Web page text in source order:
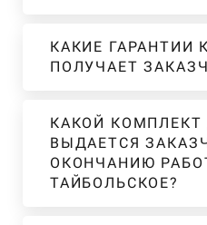
КАКИЕ ГАРАНТИИ
ПОЛУЧАЕТ
КАКОЙ
ВЫДАЕТСЯ
ОКОНЧАНИЮ
ТАЙБОЛЬСКОЕ?